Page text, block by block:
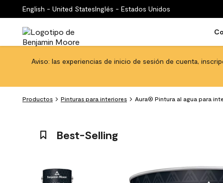
English - United StatesInglés - Estados Unidos
Aviso: las experiencias de inicio de sesión de cuenta,
Productos Pinturas para interiores Aura® Pintura al agua para
Best-Selling